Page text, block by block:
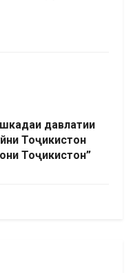
давлатии
Тоҷикистон
Тоҷикистон”